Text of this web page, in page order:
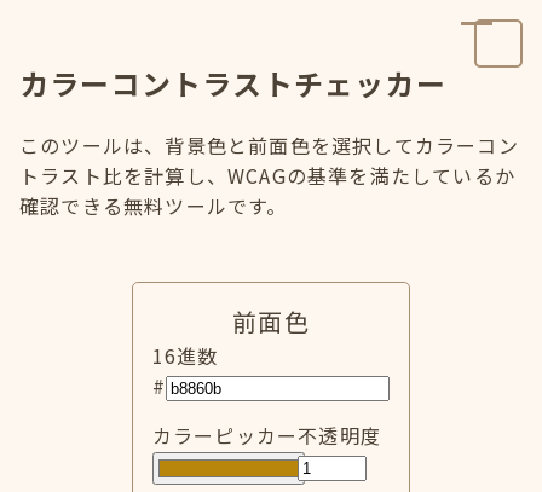
カラーコントラストチェッカー
このツールは、背景色と前面色を選択してカラーコン
トラスト比を計算し、WCAGの基準を満たしているか
確認できる無料ツールです。
前面色
16進数
#
カラーピッカー不透明度